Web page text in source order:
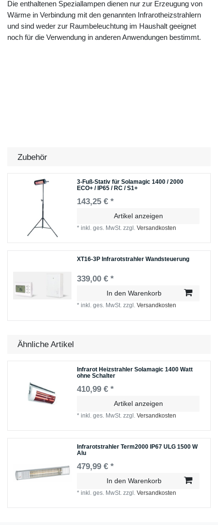
Die enthaltenen Speziallampen dienen nur zur Erzeugung von
Wärme in Verbindung mit den genannten Infrarotheizstrahlern
und sind weder zur Raumbeleuchtung im Haushalt geeignet
noch für die Verwendung in anderen Anwendungen bestimmt.
Zubehör
3-Fuß-Stativ für Solamagic 1400 / 2000
ECO+ / IP65 / RC / S1+
143,25 € *
Artikel anzeigen
*inkl. ges. MwSt. zzgl.Versandkosten
XT16-3P Infrarotstrahler Wandsteuerung
339,00 € *
In den Warenkorb
*inkl. ges. MwSt. zzgl.Versandkosten
Ähnliche Artikel
Infrarot Heizstrahler Solamagic 1400 Watt
ohne Schalter
410,99 € *
Artikel anzeigen
*inkl. ges. MwSt. zzgl.Versandkosten
Infrarotstrahler Term2000 IP67 ULG 1500 W
Alu
479,99 € *
In den Warenkorb
*inkl. ges. MwSt. zzgl.Versandkosten